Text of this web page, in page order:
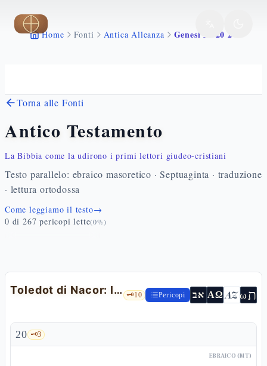
Vai al contenuto principale
Home Fonti Antica Alleanza Genesi 22 20 24
Torna alle Fonti
Antico Testamento
La Bibbia come la udirono i primi lettori giudeo-cristiani
Testo parallelo: ebraico masoretico · Septuaginta · traduzione
· lettura ortodossa
Come leggiamo il testo→
0 di 267 pericopi lette(0%)
Toledot di Nacor: la genealogia che introduce Rebecca 🗝️10 Pericopi אב ΑΩ AZωת
20 🗝️3
EBRAICO (MT)